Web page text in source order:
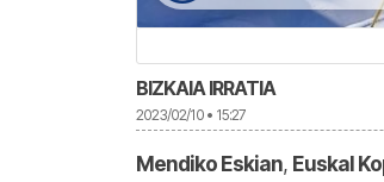
BIZKAIA IRRATIA
2023/02/10 • 15:27
Mendiko Eskian, Euskal